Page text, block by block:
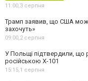
11:00,3 серпня
Трамп заявив, що США
захочуть»
09:00,2 серпня
У Польщі підтвердили, що
російською Х-101
15:15,1 серпня